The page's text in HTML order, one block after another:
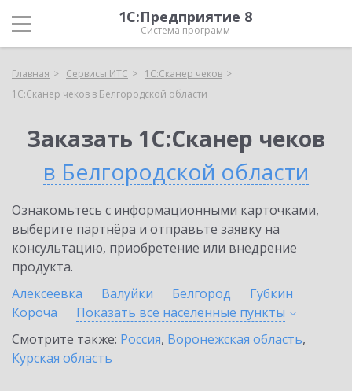
1С:Предприятие 8
Система программ
Главная Сервисы ИТС
1С:Сканер чеков
1С:Сканер чеков в Белгородской области
Заказать 1С:Сканер чеков
в Белгородской области
Ознакомьтесь с информационными карточками,
выберите партнёра и отправьте заявку на
консультацию, приобретение или внедрение
продукта.
Алексеевка
Валуйки Белгород
Губкин
Короча
Показать все населенные пункты
Смотрите также: Россия, Воронежская область,
Курская область